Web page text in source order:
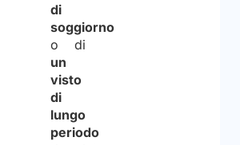
di
soggiorno
o di
un
visto
di
lungo
periodo